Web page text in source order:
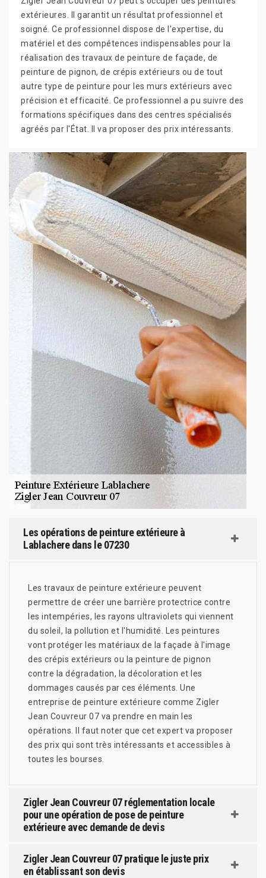
extérieures. Il garantit un résultat professionnel et
soigné. Ce professionnel dispose de l'expertise, du
matériel et des compétences indispensables pour la
réalisation des travaux de peinture de façade, de
peinture de pignon, de crépis extérieurs ou de tout
autre type de peinture pour les murs extérieurs avec
précision et efficacité. Ce professionnel a pu suivre des
formations spécifiques dans des centres spécialisés
agréés par l'État. Il va proposer des prix intéressants.
Les opérations de peinture extérieure à
Lablachere dans le 07230
Les travaux de peinture extérieure peuvent
permettre de créer une barrière protectrice contre
les intempéries, les rayons ultraviolets qui viennent
du soleil, la pollution et l'humidité. Les peintures
vont protéger les matériaux de la façade à l'image
des crépis extérieurs ou la peinture de pignon
contre la dégradation, la décoloration et les
dommages causés par ces éléments. Une
entreprise de peinture extérieure comme Zigler
Jean Couvreur 07 va prendre en main les
opérations. Il faut noter que cet expert va proposer
des prix qui sont très intéressants et accessibles à
toutes les bourses.
Zigler Jean Couvreur 07 réglementation locale
pour une opération de pose de peinture
extérieure avec demande de devis
Zigler Jean Couvreur 07 pratique le juste prix
en établissant son devis